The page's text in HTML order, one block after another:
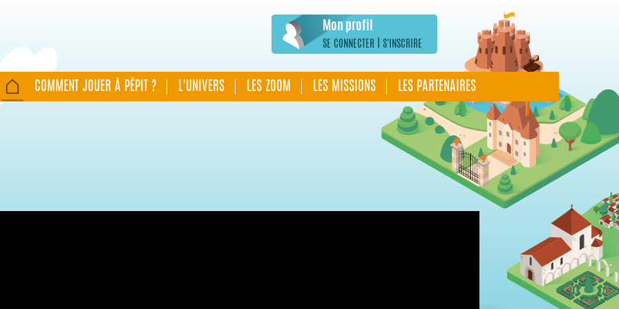
Mon profil
SE CONNECTER S'INSCRIRE
COMMENT JOUER À PÉPIT ? L'UNIVERS LES ZOOM LES MISSIONS LES PARTENAIRES